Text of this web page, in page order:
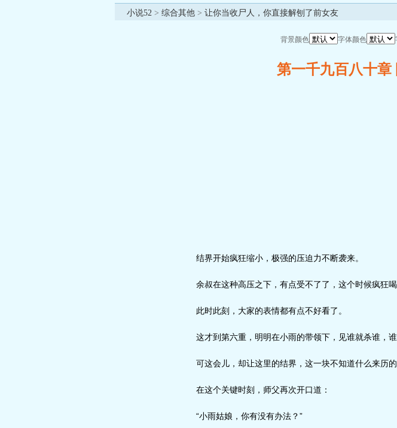
小说52 > 综合其他 > 让你当收尸人，你直接解刨了前女友
背景颜色 字体颜色
第一千九百八十章
结界开始疯狂缩小，极强的压迫力不断袭来。
余叔在这种高压之下，有点受不了了，这个时候疯狂喝
此时此刻，大家的表情都有点不好看了。
这才到第六重，明明在小雨的带领下，见谁就杀谁，谁
可这会儿，却让这里的结界，这一块不知道什么来历的
在这个关键时刻，师父再次开口道：
“小雨姑娘，你有没有办法？”